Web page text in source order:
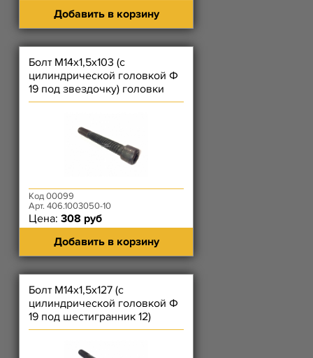
Добавить в корзину
Болт М14х1,5х103 (с
цилиндрической головкой Ф
19 под звездочку) головки
цилиндров ЗМЗ-4062, 4063,
Код 00099
Арт. 406.1003050-10
Цена: 308 руб
Добавить в корзину
Болт М14х1,5х127 (с
цилиндрической головкой Ф
19 под шестигранник 12)
головки цилиндров ЕВРО-3